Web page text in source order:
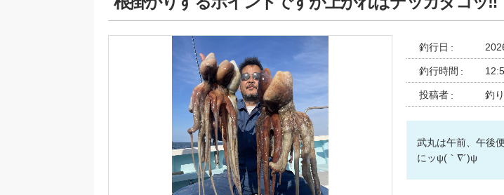
釣行日
釣行時間
投稿者 釣
武丸は午前、午後
にッψ(｀∇´)ψ